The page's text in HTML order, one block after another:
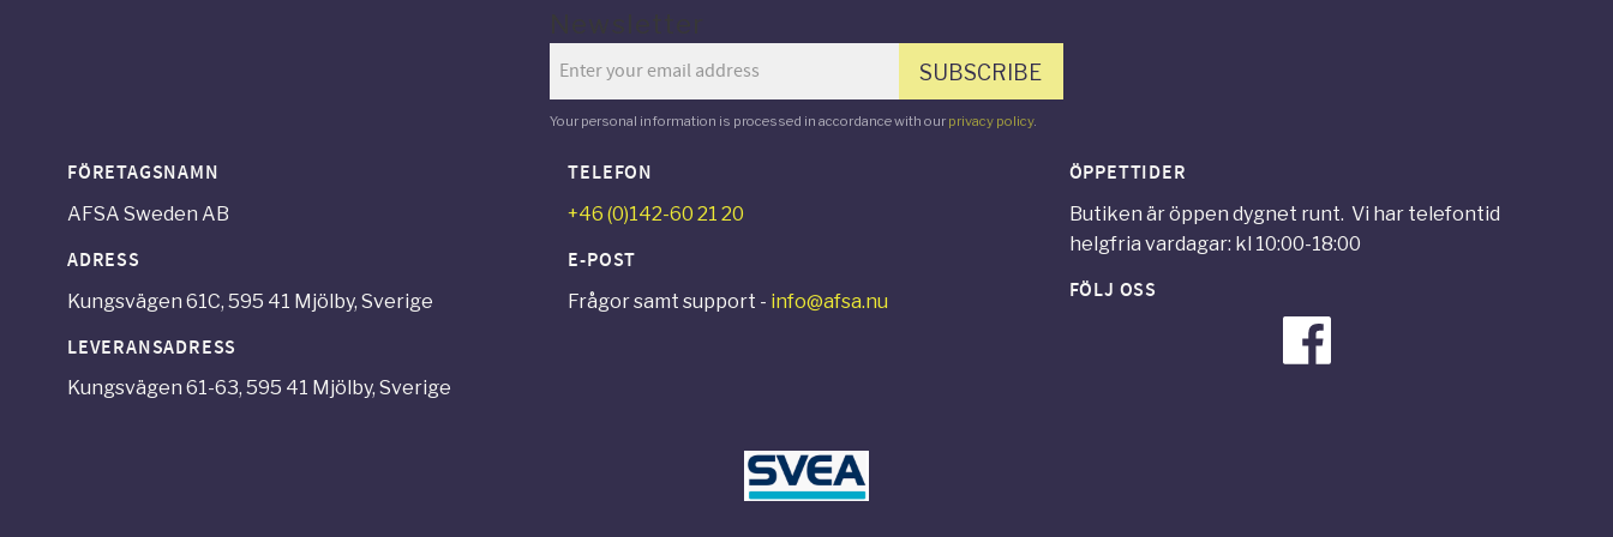
SUBSCRIBE
Your personal information is processed in accordance with our privacy policy.
FÖRETAGSNAMN
AFSA Sweden AB
ADRESS
Kungsvägen 61C, 595 41 Mjölby, Sverige
LEVERANSADRESS
Kungsvägen 61-63, 595 41 Mjölby, Sverige
TELEFON
+46 (0)142-60 21 20
E-POST
Frågor samt support - info@afsa.nu
ÖPPETTIDER
Butiken är öppen dygnet runt. Vi har telefontid
helgfria vardagar: kl 10:00-18:00
FÖLJ OSS